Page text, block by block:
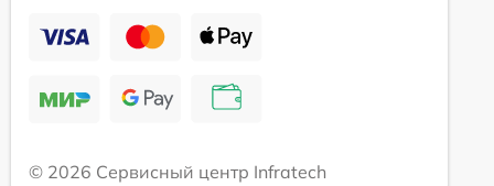
© 2026 Сервисный центр Infratech